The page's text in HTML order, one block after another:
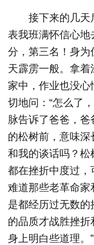
接下来的几天
表我班满怀信心
分，第三名！身
天霹雳一般。拿着
家中，作业也没
切地问：“怎么了
脉告诉了爸爸，
的松树前，意味深
和我的谈话吗？松
都在挫折中度过，
难道那些老革命
是都经历过无数
的品质才战胜挫折
身上明白些道理。